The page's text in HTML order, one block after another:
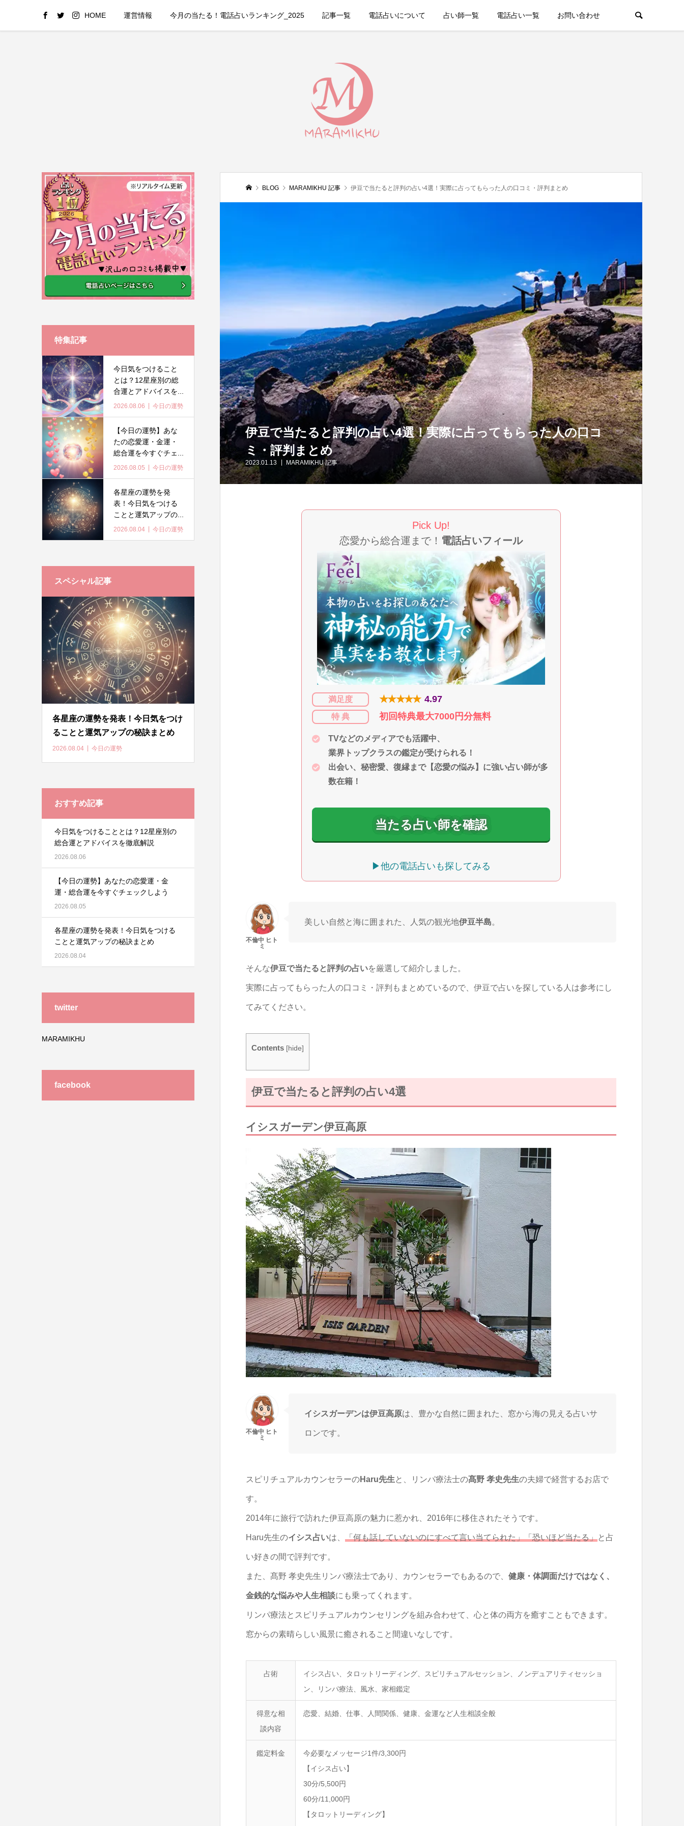
HOME 運営情報 今月の当たる！電話占いランキング_2025 記事一覧 電話占いについて 占い師一覧 電話占い一覧 お問い合わせ
BLOG MARAMIKHU 記事 伊豆で当たると評判の占い4選！実際に占ってもらった人の口コミ・評判まとめ
伊豆で当たると評判の占い4選！実際に占ってもらった人の口コ
ミ・評判まとめ
2023.01.13 MARAMIKHU 記事
Pick Up!
恋愛から総合運まで！ 電話占いフィール
満足度 ★★★★★ 4.97
特 典 初回特典最大7000円分無料
TVなどのメディアでも活躍中、
業界トップクラスの鑑定が受けられる！
出会い、秘密愛、復縁まで【恋愛の悩み】に強い占い師が多
数在籍！
当たる占い師を確認
▶他の電話占いも探してみる
美しい自然と海に囲まれた、人気の観光地伊豆半島。
そんな伊豆で当たると評判の占いを厳選して紹介しました。
実際に占ってもらった人の口コミ・評判もまとめているので、伊豆で占いを探している人は参考にし
てみてください。
Contents [hide]
伊豆で当たると評判の占い4選
イシスガーデン伊豆高原
イシスガーデンは伊豆高原は、豊かな自然に囲まれた、窓から海の見える占いサ
ロンです。
スピリチュアルカウンセラーのHaru先生 と、リンパ療法士の髙野 孝史先生の夫婦で経営するお店で
す。
2014年に旅行で訪れた伊豆高原の魅力に惹かれ、2016年に移住されたそうです。
Haru先生のイシス占いは、 「何も話していないのにすべて言い当てられた」「恐いほど当たる」と占
い好きの間で評判です。
また、髙野 孝史先生リンパ療法士であり、カウンセラーでもあるので、 健康・体調面だけではなく、
金銭的な悩みや人生相談にも乗ってくれます。
リンパ療法とスピリチュアルカウンセリングを組み合わせて、心と体の両方を癒すこともできます。
窓からの素晴らしい風景に癒されること間違いなしです。
占術
イシス占い、タロットリーディング、スピリチュアルセッション、ノンデュアリティセッショ
ン、リンパ療法、風水、家相鑑定
得意な相
談内容
恋愛、結婚、仕事、人間関係、健康、金運など人生相談全般
鑑定料金
今必要なメッセージ1件/3,300円
【イシス占い】
30分/5,500円
60分/11,000円
【タロットリーディング】
特集記事
今日気をつけること
とは？12星座別の総
合運とアドバイスを...
2026.08.06 今日の運勢
【今日の運勢】あな
たの恋愛運・金運・
総合運を今すぐチェ...
2026.08.05 今日の運勢
各星座の運勢を発
表！今日気をつける
ことと運気アップの...
2026.08.04 今日の運勢
スペシャル記事
各星座の運勢を発表！今日気をつけ
ることと運気アップの秘訣まとめ
2026.08.04 今日の運勢
おすすめ記事
今日気をつけることとは？12星座別の
総合運とアドバイスを徹底解説
2026.08.06
【今日の運勢】あなたの恋愛運・金
運・総合運を今すぐチェックしよう
2026.08.05
各星座の運勢を発表！今日気をつける
ことと運気アップの秘訣まとめ
2026.08.04
twitter
MARAMIKHU
facebook